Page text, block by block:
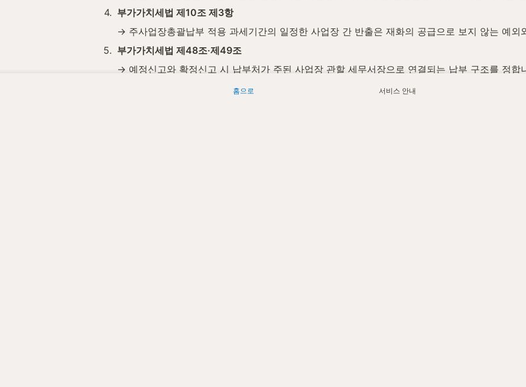
4. 부가가치세법 제10조 제3항
→ 주사업장총괄납부 적용 과세기간의 일정한 사업장 간 반출은 재화의 공급으로 보지 않는 예외
5. 부가가치세법 제48조·제49조
→ 예정신고와 확정신고 시 납부처가 주된 사업장 관할 세무서장으로 연결되는 납부 구조를 정합
위 조문·판례는 2026년 5월 기준이며, 법제처 국가법령정보센터에서 최신 내용을 확인하실 수 있습
홈으로 서비스 안내